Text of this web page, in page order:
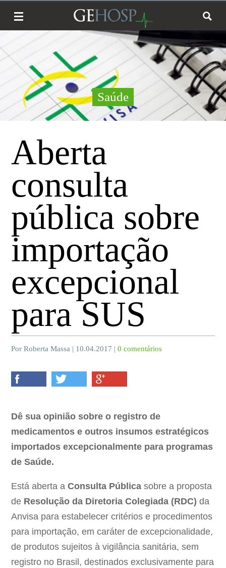
Saúde
Aberta
consulta
pública sobre
importação
excepcional
para SUS
Por Roberta Massa | 10.04.2017 |0 comentários
Dê sua opinião sobre o registro de
medicamentos e outros insumos estratégicos
importados excepcionalmente para programas
de Saúde.
Está aberta aConsulta Pública sobre a proposta
de Resolução da Diretoria Colegiada (RDC) da
Anvisa para estabelecer critérios e procedimentos
para importação, em caráter de excepcionalidade,
de produtos sujeitos à vigilância sanitária, sem
registro no Brasil, destinados exclusivamente para